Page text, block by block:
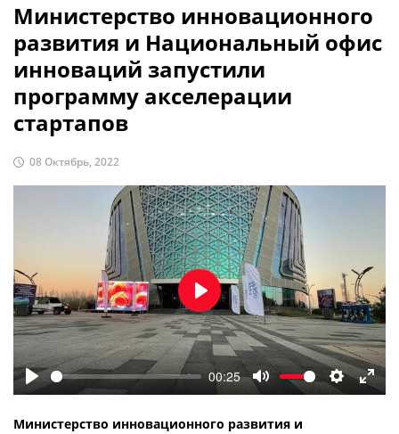
Министерство инновационного
развития и Национальный офис
инноваций запустили
программу акселерации
стартапов
08 Октябрь, 2022
Воспроизвести
00:25
Отключить
Во
Воспроизвести
Министерство инновационного развития и